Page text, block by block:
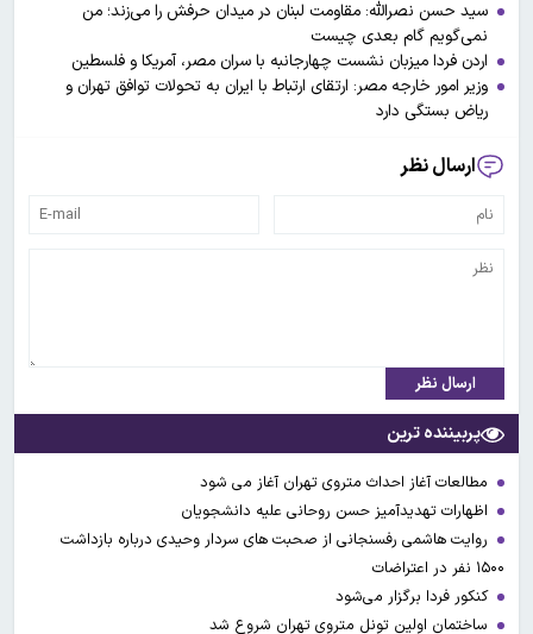
سید حسن نصرالله: مقاومت لبنان در میدان حرفش را می‌زند؛ من
نمی‌گویم گام بعدی چیست
اردن فردا میزبان نشست چهارجانبه با سران مصر، آمریکا و فلسطین
وزیر امور خارجه مصر: ارتقای ارتباط با ایران به تحولات توافق تهران و
ریاض بستگی دارد
ارسال نظر
ارسال نظر
پربیننده ترین
مطالعات آغاز احداث متروی تهران آغاز می شود
اظهارات تهدیدآمیز حسن روحانی علیه دانشجویان
روایت هاشمی رفسنجانی از صحبت های سردار وحیدی درباره بازداشت
۱۵۰۰ نفر در اعتراضات
کنکور فردا برگزار می‌شود
ساختمان اولین تونل متروی تهران شروع شد